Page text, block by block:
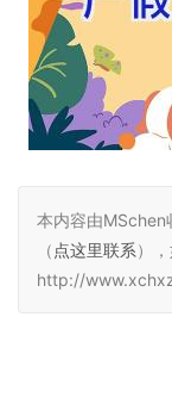
本内容由MSchen
（ 点这里联系）
http://